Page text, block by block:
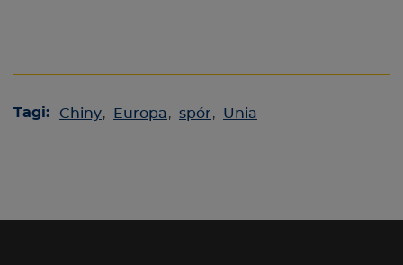
Tagi: Chiny, Europa, spór, Unia